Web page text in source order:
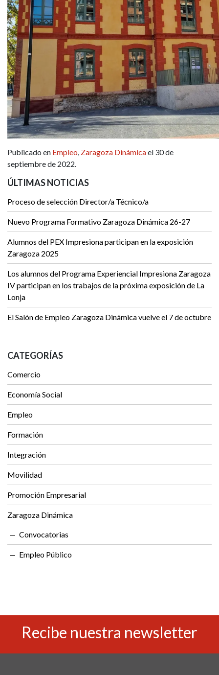
Publicado en Empleo, Zaragoza Dinámicael 30 de
septiembre de 2022.
ÚLTIMAS NOTICIAS
Proceso de selección Director/a Técnico/a
Nuevo Programa Formativo Zaragoza Dinámica 26-27
Alumnos del PEX Impresiona participan en la exposición
Zaragoza 2025
Los alumnos del Programa Experiencial Impresiona Zaragoza
IV participan en los trabajos de la próxima exposición de La
Lonja
El Salón de Empleo Zaragoza Dinámica vuelve el 7 de octubre
CATEGORÍAS
Comercio
Economía Social
Empleo
Formación
Integración
Movilidad
Promoción Empresarial
Zaragoza Dinámica
Convocatorias
Empleo Público
Recibe nuestra newsletter